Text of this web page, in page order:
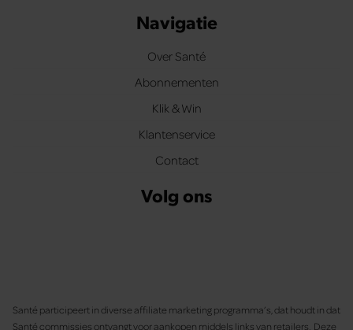
Navigatie
Over Santé
Abonnementen
Klik & Win
Klantenservice
Contact
Volg ons
Santé participeert in diverse affiliate marketing programma’s, dat houdt in dat
Santé commissies ontvangt voor aankopen middels links van retailers. Deze